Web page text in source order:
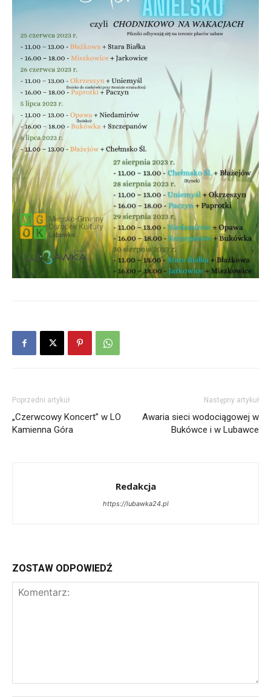
Poprzedni artykuł
„Czerwcowy Koncert” w LO
Kamienna Góra
Następny artykuł
Awaria sieci wodociągowej w
Bukówce i w Lubawce
Redakcja
https://lubawka24.pl
ZOSTAW ODPOWIEDŹ